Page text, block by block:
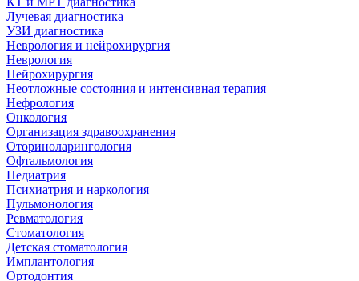
Лучевая диагностика
УЗИ диагностика
Неврология и нейрохирургия
Неврология
Нейрохирургия
Неотложные состояния и интенсивная терапия
Нефрология
Онкология
Организация здравоохранения
Оториноларингология
Офтальмология
Педиатрия
Психиатрия и наркология
Пульмонология
Ревматология
Стоматология
Детская стоматология
Имплантология
Ортодонтия